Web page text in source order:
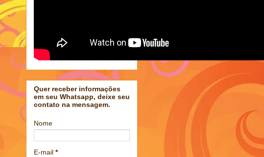
Quer receber informações
em seu Whatsapp, deixe seu
contato na mensagem.
Nome
E-mail *